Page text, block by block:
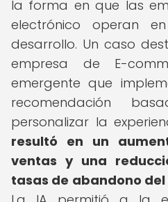
la forma en que las
electrónico operan
desarrollo. Un caso
empresa de E-
emergente que
recomendación
personalizar la
resultó en un
ventas y una
tasas de abandono